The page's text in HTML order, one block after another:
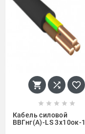
  
    
Кабель силовой
ВВГнг(А)-LS 3х10ок-1